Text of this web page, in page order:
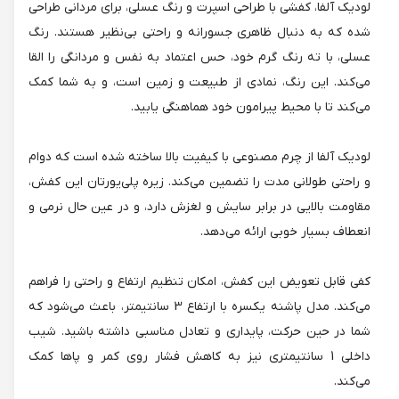
لودیک آلفا، کفشی با طراحی اسپرت و رنگ عسلی، برای مردانی طراحی
شده که به دنبال ظاهری جسورانه و راحتی بی‌نظیر هستند. رنگ
عسلی، با ته رنگ گرم خود، حس اعتماد به نفس و مردانگی را القا
می‌کند. این رنگ، نمادی از طبیعت و زمین است، و به شما کمک
می‌کند تا با محیط پیرامون خود هماهنگی یابید.
لودیک آلفا از چرم مصنوعی با کیفیت بالا ساخته شده است که دوام
و راحتی طولانی مدت را تضمین می‌کند. زیره پلی‌یورتان این کفش،
مقاومت بالایی در برابر سایش و لغزش دارد، و در عین حال نرمی و
انعطاف بسیار خوبی ارائه می‌دهد.
کفی قابل تعویض این کفش، امکان تنظیم ارتفاع و راحتی را فراهم
می‌کند. مدل پاشنه یکسره با ارتفاع 3 سانتیمتر، باعث می‌شود که
شما در حین حرکت، پایداری و تعادل مناسبی داشته باشید. شیب
داخلی 1 سانتیمتری نیز به کاهش فشار روی کمر و پاها کمک
می‌کند.